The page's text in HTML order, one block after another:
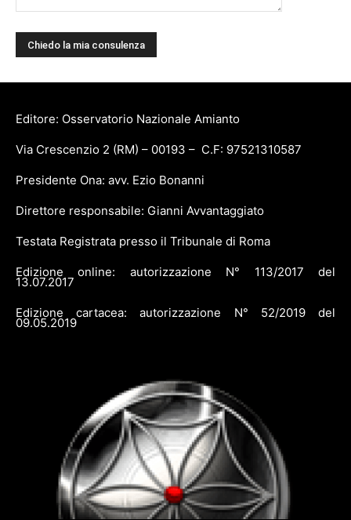
Editore: Osservatorio Nazionale Amianto
Via Crescenzio 2 (RM) – 00193 – C.F: 97521310587
Presidente Ona: avv. Ezio Bonanni
Direttore responsabile: Gianni Avvantaggiato
Testata Registrata presso il Tribunale di Roma
Edizione online: autorizzazione N° 113/2017 del
13.07.2017
Edizione cartacea: autorizzazione N° 52/2019 del
09.05.2019